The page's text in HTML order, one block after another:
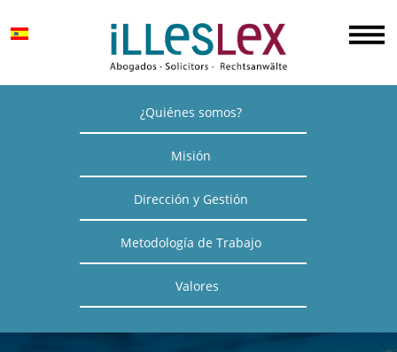
¿Quiénes somos?
Misión
Dirección y Gestión
Metodología de Trabajo
Valores